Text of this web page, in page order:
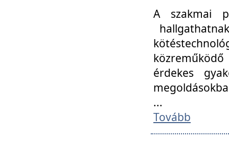
A szakmai
érdekes
...
Tovább